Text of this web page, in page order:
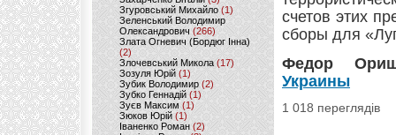
Згуровський Михайло (1)
Зеленський Володимир
Олександрович (266)
Злата Огневич (Бордюг Інна)
(2)
Злочевський Микола(17)
Зозуля Юрій (1)
Зубик Володимир (2)
Зубко Геннадій (1)
Зуєв Максим(1)
Зюков Юрій (1)
Іваненко Роман (2)
счетов этих
сборы для
Федор
Украины
1 018 переглядів